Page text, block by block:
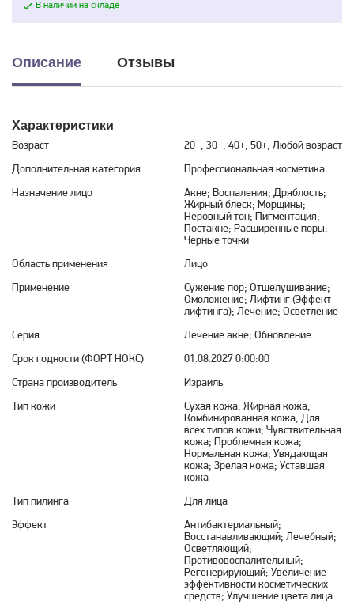
В наличии на складе
Описание Отзывы
Характеристики
Возраст
20+; 30+; 40+; 50+; Любой возраст
Дополнительная категория
Профессиональная косметика
Назначение лицо
Акне; Воспаления; Дряблость;
Жирный блеск; Морщины;
Неровный тон; Пигментация;
Постакне; Расширенные поры;
Черные точки
Область применения
Лицо
Применение
Сужение пор; Отшелушивание;
Омоложение; Лифтинг (Эффект
лифтинга); Лечение; Осветление
Серия
Лечение акне; Обновление
Срок годности (ФОРТ НОКС)
01.08.2027 0:00:00
Страна производитель
Израиль
Тип кожи
Сухая кожа; Жирная кожа;
Комбинированная кожа; Для
всех типов кожи; Чувствительная
кожа; Проблемная кожа;
Нормальная кожа; Увядающая
кожа; Зрелая кожа; Уставшая
кожа
Тип пилинга
Для лица
Эффект
Антибактериальный;
Восстанавливающий; Лечебный;
Осветляющий;
Противовоспалительный;
Регенерирующий; Увеличение
эффективности косметических
средств; Улучшение цвета лица